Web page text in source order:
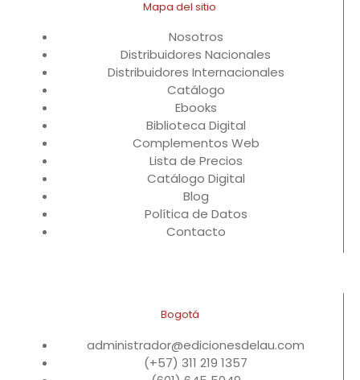
Mapa del sitio
Nosotros
Distribuidores Nacionales
Distribuidores Internacionales
Catálogo
Ebooks
Biblioteca Digital
Complementos Web
Lista de Precios
Catálogo Digital
Blog
Política de Datos
Contacto
Bogotá
administrador@edicionesdelau.com
(+57) 311 219 1357